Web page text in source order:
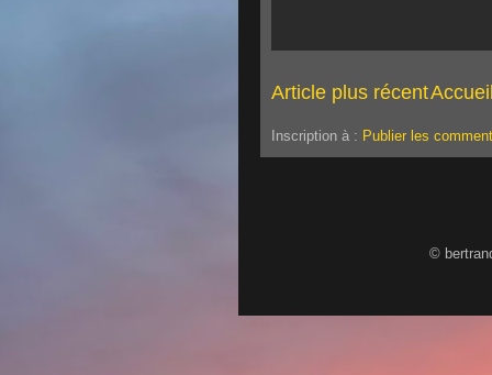
Article plus récent
Inscription à : Publier les
©